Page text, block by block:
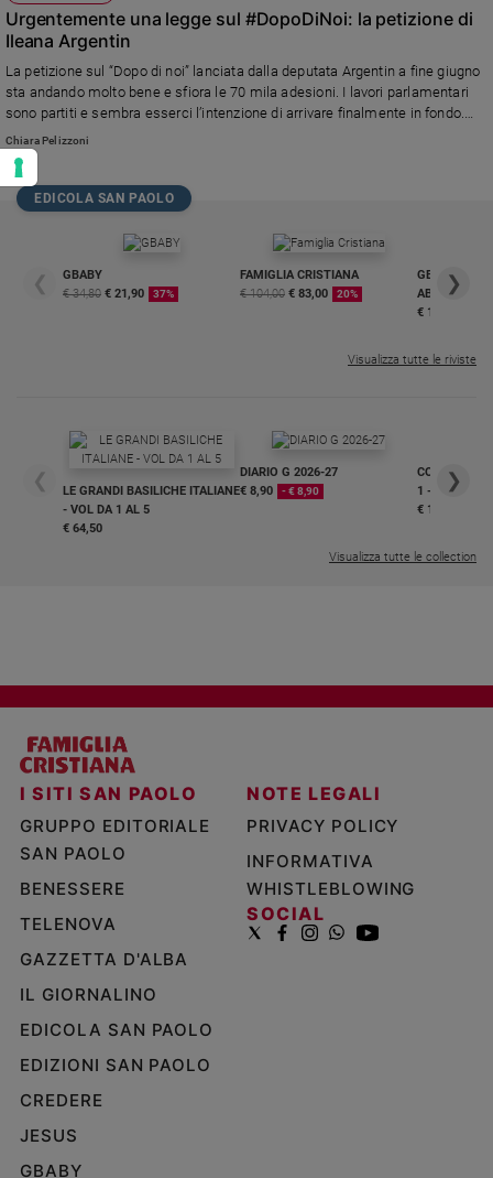
Urgentemente una legge sul #DopoDiNoi: la petizione di
Ileana Argentin
La petizione sul “Dopo di noi” lanciata dalla deputata Argentin a fine giugno
sta andando molto bene e sfiora le 70 mila adesioni. I lavori parlamentari
sono partiti e sembra esserci l’intenzione di arrivare finalmente in fondo.
Per affrontare un problema urgente che riguarda il 5 per cento della
popolazione
Chiara Pelizzoni
EDICOLA SAN PAOLO
❮
GBABY
€ 34,80 € 21,90 37%
FAMIGLIA CRISTIANA
€ 104,00 € 83,00 20%
GBABY
€ 16,99
❯
Visualizza tutte le riviste
❮
LE GRANDI BASILICHE ITALIANE
- VOL DA 1 AL 5
€ 64,50
DIARIO G 2026-27
€ 8,90
- € 8,90
COLLANA
1 - 2
€ 18,50
❯
Visualizza tutte le collection
I SITI SAN PAOLO
GRUPPO EDITORIALE
SAN PAOLO
BENESSERE
TELENOVA
GAZZETTA D'ALBA
IL GIORNALINO
EDICOLA SAN PAOLO
EDIZIONI SAN PAOLO
CREDERE
JESUS
GBABY
NOTE LEGALI
PRIVACY POLICY
INFORMATIVA
WHISTLEBLOWING
SOCIAL